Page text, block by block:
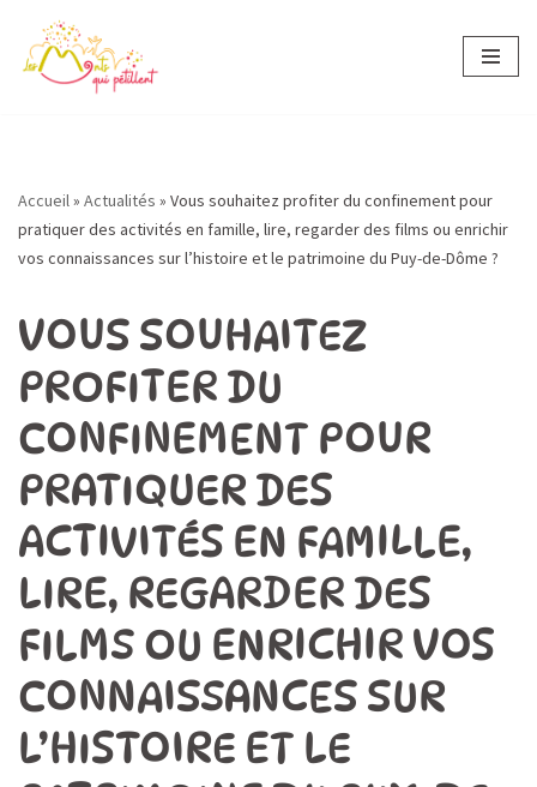
Aller
Accueil» Actualités » Vous souhaitez profiter du confinement pour
pratiquer des activités en famille, lire, regarder des films ou enrichir
vos connaissances sur l’histoire et le patrimoine du Puy-de-Dôme ?
VOUS SOUHAITEZ
PROFITER DU
CONFINEMENT POUR
PRATIQUER DES
ACTIVITÉS EN FAMILLE,
LIRE, REGARDER DES
FILMS OU ENRICHIR VOS
CONNAISSANCES SUR
L’HISTOIRE ET LE